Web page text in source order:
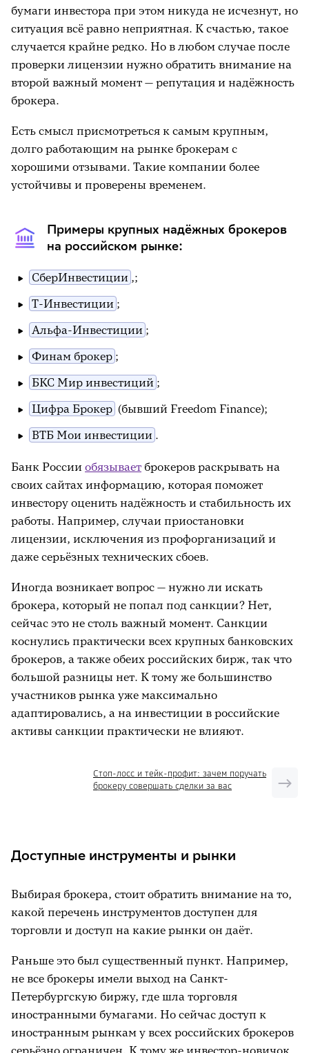
бумаги инвестора при этом никуда не исчезнут, но
ситуация всё равно неприятная. К счастью, такое
случается крайне редко. Но в любом случае после
проверки лицензии нужно обратить внимание на
второй важный момент — репутация и надёжность
брокера.
Есть смысл присмотреться к самым крупным,
долго работающим на рынке брокерам с
хорошими отзывами. Такие компании более
устойчивы и проверены временем.
Примеры крупных надёжных брокеров
на российском рынке:
СберИнвестиции ,;
Т-Инвестиции ;
Альфа-Инвестиции ;
Финам брокер ;
БКС Мир инвестиций ;
Цифра Брокер (бывший Freedom Finance);
ВТБ Мои инвестиции .
Банк России обязывает брокеров раскрывать на
своих сайтах информацию, которая поможет
инвестору оценить надёжность и стабильность их
работы. Например, случаи приостановки
лицензии, исключения из профорганизаций и
даже серьёзных технических сбоев.
Иногда возникает вопрос — нужно ли искать
брокера, который не попал под санкции? Нет,
сейчас это не столь важный момент. Санкции
коснулись практически всех крупных банковских
брокеров, а также обеих российских бирж, так что
большой разницы нет. К тому же большинство
участников рынка уже максимально
адаптировались, а на инвестиции в российские
активы санкции практически не влияют.
Стоп-лосс и тейк-профит: зачем поручать
брокеру совершать сделки за вас
Доступные инструменты и рынки
Выбирая брокера, стоит обратить внимание на то,
какой перечень инструментов доступен для
торговли и доступ на какие рынки он даёт.
Раньше это был существенный пункт. Например,
не все брокеры имели выход на Санкт-
Петербургскую биржу, где шла торговля
иностранными бумагами. Но сейчас доступ к
иностранным рынкам у всех российских брокеров
серьёзно ограничен. К тому же инвестор-новичок